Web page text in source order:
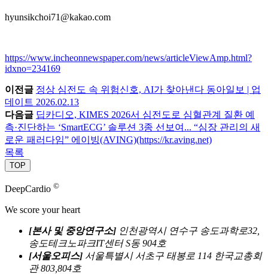
hyunsikchoi71@kakao.com
https://www.incheonnewspaper.com/news/articleViewAmp.html?
idxno=234169
이전글 정상 심전도 속 위험신호, AI가 찾아낸다 동아일보 | 업
데이트 2026.02.13
다음글 딥카디오, KIMES 2026서 심전도로 심혈관계 질환 예
측·진단하는 ‘SmartECG’ 솔루션 3종 선보여... “심장 관리의 새
로운 패러다임” 에이빙(AVING)(https://kr.aving.net)
목록
TOP
DeepCardio ©
We score your heart
[본사 및 중앙연구소] 인천광역시 연수구 송도과학로32,
송도테크노파크IT센터 S동 904호
[서울오피스] 서울특별시 서초구 태봉로 114 한국교총회
관 803,804호